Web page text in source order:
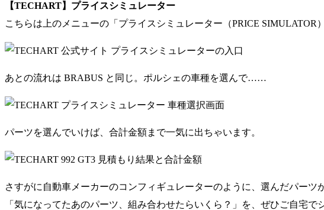
【TECHART】プライスシミュレーター
こちらは上のメニューの「プライスシミュレーター（PRICE SIMULATOR
あとの流れは BRABUS と同じ。ポルシェの車種を選んで……
パーツを選んでいけば、合計金額まで一気に出ちゃいます。
さすがに自動車メーカーのコンフィギュレーターのように、選んだパー
「気になってたあのパーツ、組み合わせたらいくら？」を、ぜひご自宅で